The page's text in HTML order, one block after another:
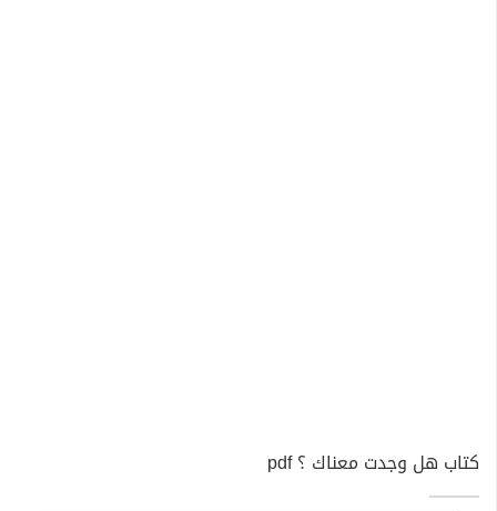
كتاب هل وجدت معناك ؟ pdf